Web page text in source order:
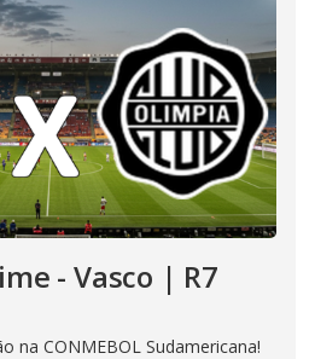
- Vasco | R7
na CONMEBOL Sudamericana!